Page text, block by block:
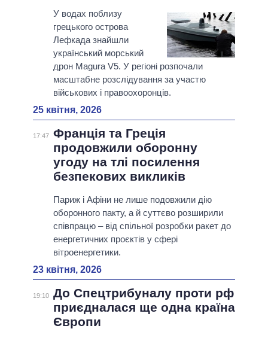
У водах поблизу
грецького острова
Лефкада знайшли
український морський
дрон Magura V5. У регіоні розпочали
масштабне розслідування за участю
військових і правоохоронців.
25 квітня, 2026
17:47 Франція та Греція
продовжили оборонну
угоду на тлі посилення
безпекових викликів
Париж і Афіни не лише подовжили дію
оборонного пакту, а й суттєво розширили
співпрацю – від спільної розробки ракет до
енергетичних проєктів у сфері
вітроенергетики.
23 квітня, 2026
19:10 До Спецтрибуналу проти рф
приєдналася ще одна країна
Європи